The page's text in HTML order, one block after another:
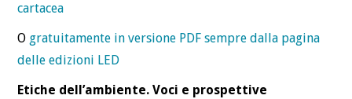
cartacea
O gratuitamente in versione PDF sempre dalla pagina
delle edizioni LED
Etiche dell’ambiente.Voci e prospettive